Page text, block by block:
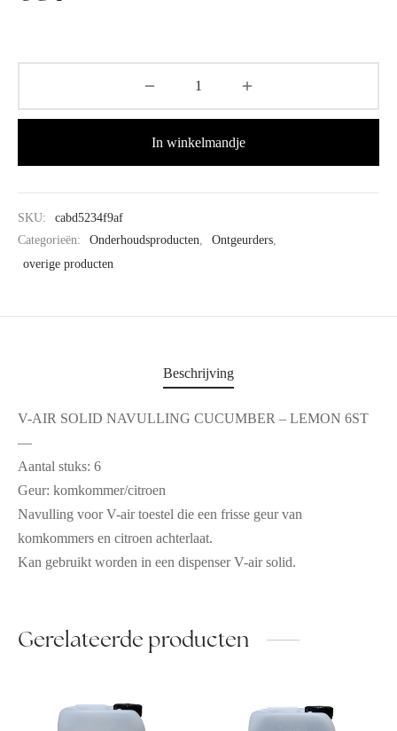
In winkelmandje
SKU:
cabd5234f9af
Categorieën:
Onderhoudsproducten, Ontgeurders,
overige producten
Beschrijving
V-AIR SOLID NAVULLING CUCUMBER – LEMON 6ST
—
Aantal stuks: 6
Geur: komkommer/citroen
Navulling voor V-air toestel die een frisse geur van
komkommers en citroen achterlaat.
Kan gebruikt worden in een dispenser V-air solid.
Gerelateerde producten